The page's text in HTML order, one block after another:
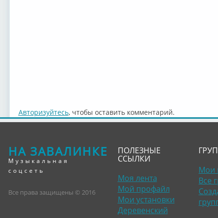
Авторизуйтесь, чтобы оставить комментарий.
НА ЗАВАЛИНКЕ
Музыкальная
соцсеть
Все права защищены © 2016
ПОЛЕЗНЫЕ
ССЫЛКИ
Моя лента
Мой профайл
Мои установки
Деревенский
Мои
Все